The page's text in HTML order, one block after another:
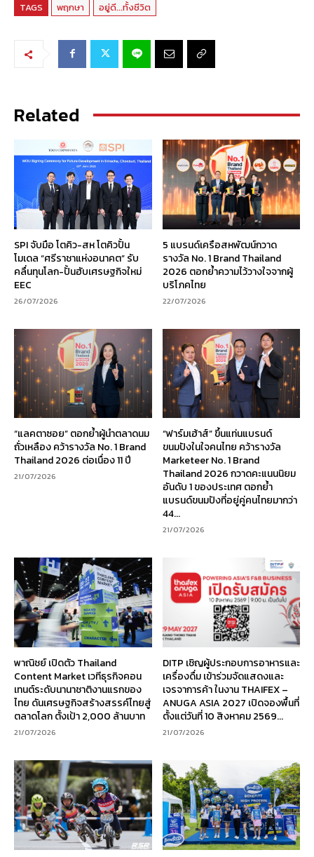
TAGS พฤกษา อยู่ดี...ทั้งชีวิต
Related
SPI จับมือ โตคิว-สห โตคิวปั้น
โมเดล “ศรีราชาแห่งอนาคต” รับ
คลื่นทุนโลก-ปั้นฮับเศรษฐกิจใหม่
EEC
26/07/2026
5 แบรนด์เครือสหพัฒน์กวาด
รางวัล No. 1 Brand Thailand
2026 ตอกย้ำความไว้วางใจจากผู้
บริโภคไทย
22/07/2026
“แลคตาซอย” ตอกย้ำผู้นำตลาดนม
ถั่วเหลือง คว้ารางวัล No. 1 Brand
Thailand 2026 ต่อเนื่อง 11 ปี
21/07/2026
“ฟาร์มเฮ้าส์” ขึ้นแท่นแบรนด์
ขนมปังในใจคนไทย คว้ารางวัล
Marketeer No. 1 Brand
Thailand 2026 กวาดคะแนนนิยม
อันดับ 1 ของประเทศ ตอกย้ำ
แบรนด์ขนมปังที่อยู่คู่คนไทยมากว่า
44...
21/07/2026
พาณิชย์ เปิดตัว Thailand
Content Market เวทีธุรกิจคอน
เทนต์ระดับนานาชาติงานแรกของ
ไทย ดันเศรษฐกิจสร้างสรรค์ไทยสู่
ตลาดโลก ตั้งเป้า 2,000 ล้านบาท
21/07/2026
DITP เชิญผู้ประกอบการอาหารและ
เครื่องดื่ม เข้าร่วมจัดแสดงและ
เจรจาการค้า ในงาน THAIFEX –
ANUGA ASIA 2027 เปิดจองพื้นที่
ตั้งแต่วันที่ 10 สิงหาคม 2569...
21/07/2026